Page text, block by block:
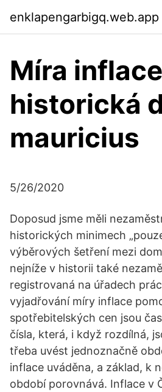
enklapengarbigq.web.app
Míra inflace
historická
mauricius
5/26/2020
Doposud jsme měli
historických minimech
výběrových šetření mezi
nejníže v historii také
registrovaná na úřadech
vyjadřování míry inflace
spotřebitelských cen jsou
čísla, která, i když rozdílná,
třeba uvést jednoznačně
inflace uváděna, a základ, k
období porovnává. Inflace v